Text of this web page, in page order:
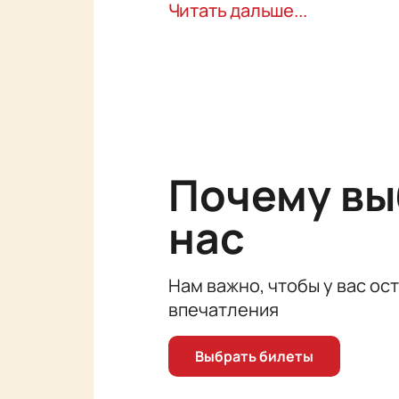
задуматься над смыслом
Читать дальше...
Почему
нас
Нам важно, чтобы у вас
впечатления
Выбрать билеты